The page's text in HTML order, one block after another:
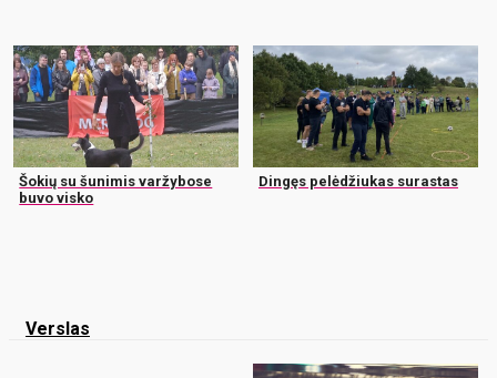
Šokių su šunimis varžybose
buvo visko
Dingęs pelėdžiukas surastas
Verslas